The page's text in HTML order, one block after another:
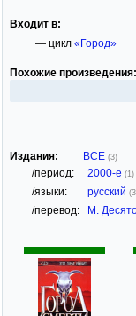
Входит в:
— цикл «Город»
Похожие произведения:
Издания: ВСЕ (3)
/период: 2000-е (1)
/языки: русский
/перевод: М.